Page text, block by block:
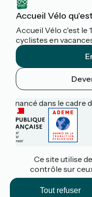
Accueil Vélo
Accueil Vélo c'est le
cyclistes en
Financé dans le cadre
Espace pro / presse
Plan du site
Mentions légales
Contact
Réalisation :StudioJuillet
Ce site utilise
contrôle sur
Tout refuser